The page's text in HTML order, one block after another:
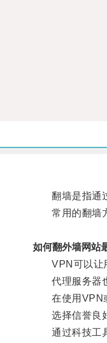
翻墙是指通过
常用的翻墙方
如何翻外墙网站
VPN可以让用
代理服务器也
在使用VPN或
选择信誉良好
通过科技工具